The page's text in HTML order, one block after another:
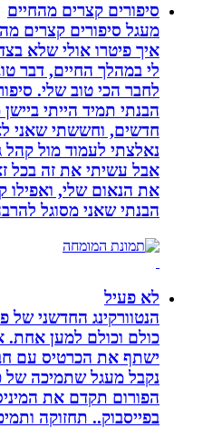
סיפורים קצרים מהחיים
מעגל סיפורים קצרים
איך פיטרו אולי שלא בצדק
לי במהלך החיים, דבר טוב
לחבר הכי טוב שלי. סיפור
הבנתי תמיד הייתי ביישן
חדשים, וחששתי שאני לא
נאלצתי לעמוד מול קהל
אבל עשיתי את זה בכל זאת.
את הנאום שלי, ואפילו
הבנתי שאני מסוגל להרבה
לא פעיל
הנטוורקינג החדשני של
כולם וכולם למען אחת. אם
ישתף את הכרטיס עם חבריו
נקבל מעגל שתמיכה של
הפורום תקדם את המיניסייט
בפייסבוק.. תחזוקה ותמיכה